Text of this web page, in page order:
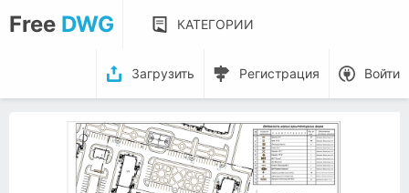
Free DWG КАТЕГОРИИ
Загрузить Регистрация Войти